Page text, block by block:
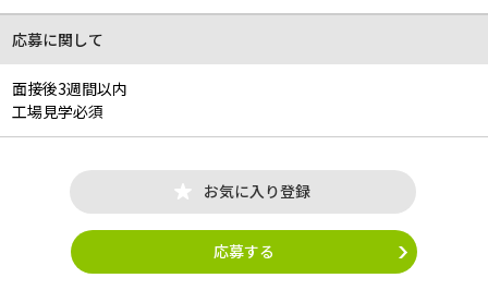
応募に関して
面接後3週間以内
工場見学必須
お気に入り登録
応募する